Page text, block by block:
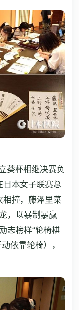
葵杯相继决赛负
日本女子联赛总
相撞，藤泽里菜
，以暴制暴赢
志榜样“轮椅棋
依靠轮椅），